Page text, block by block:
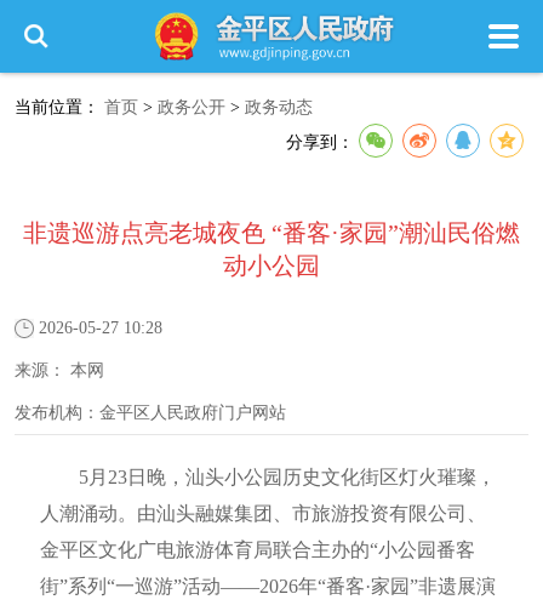
当前位置： 首页 > 政务公开 > 政务动态
分享到：
非遗巡游点亮老城夜色 “番客·家园”潮汕民俗燃
动小公园
2026-05-27 10:28
来源： 本网
发布机构： 金平区人民政府门户网站
5月23日晚，汕头小公园历史文化街区灯火璀璨，
人潮涌动。由汕头融媒集团、市旅游投资有限公司、
金平区文化广电旅游体育局联合主办的“小公园番客
街”系列“一巡游”活动——2026年“番客·家园”非遗展演